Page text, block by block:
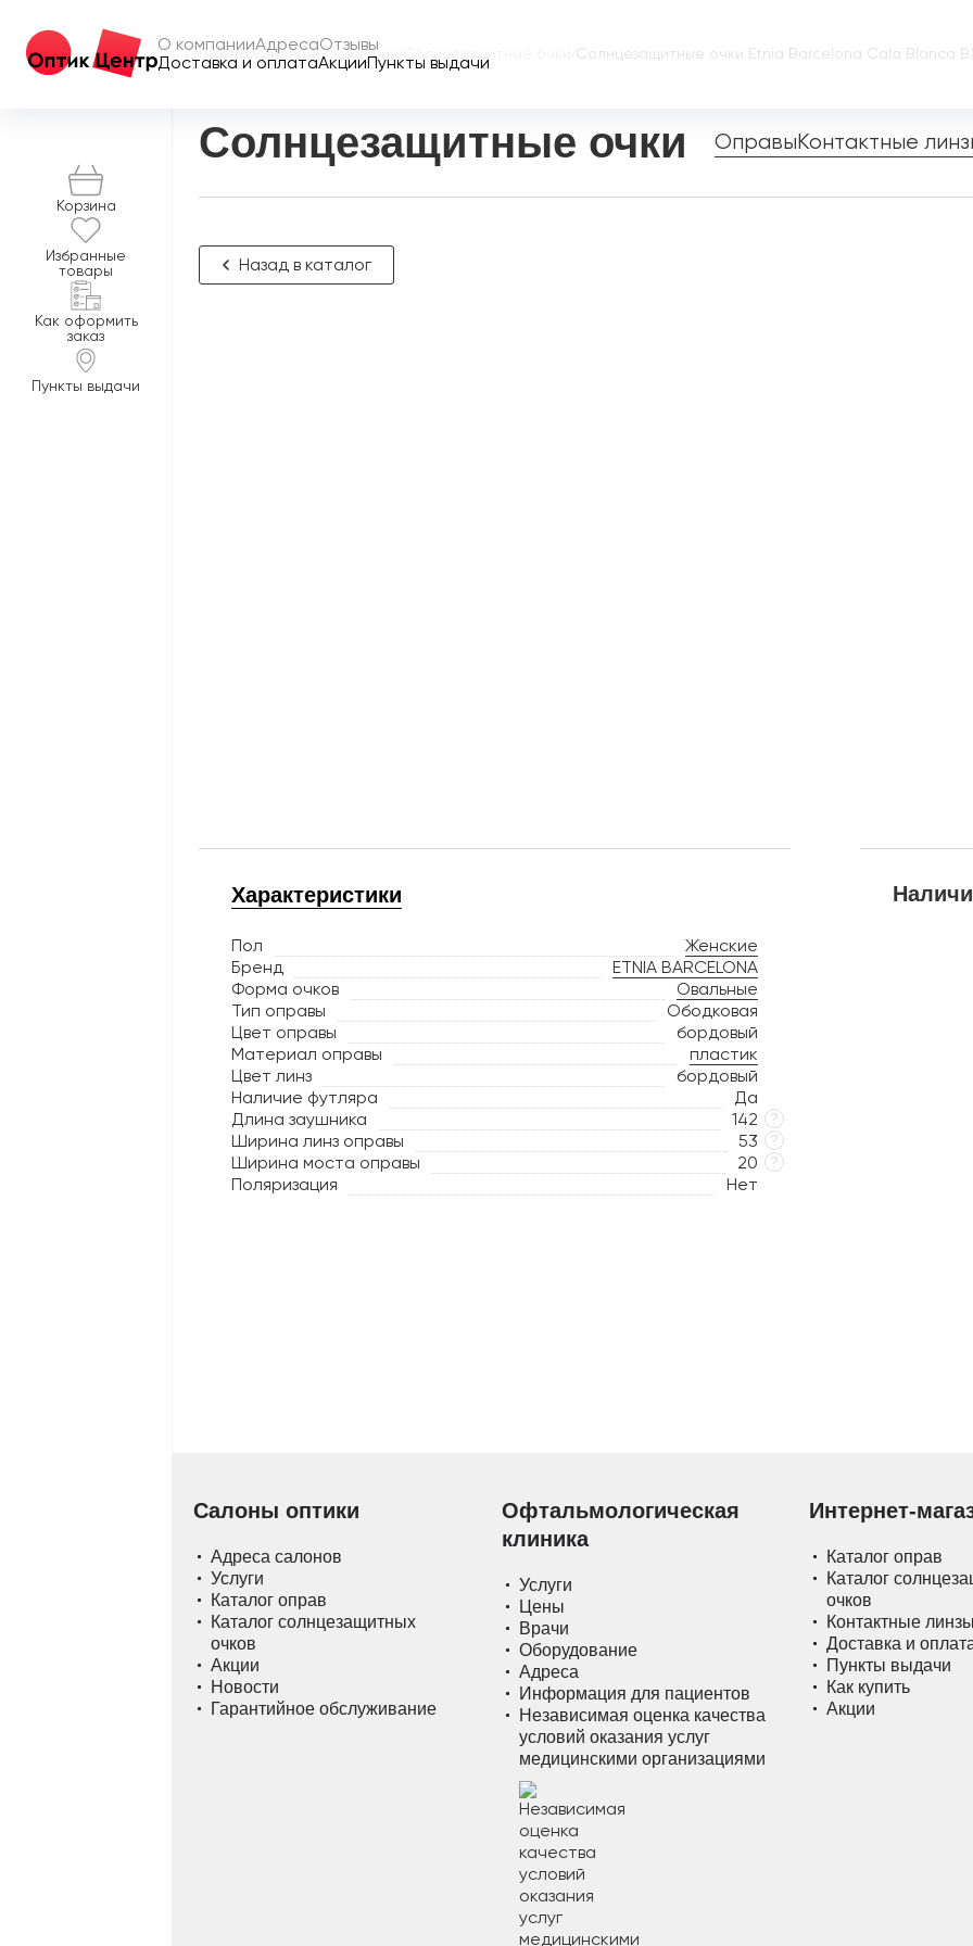
О компанииАдресаОтзывы
Доставка и оплатаАкцииПункты выдачи
Корзина
Избранные
товары
Как оформить
заказ
Пункты выдачи
Главная/ Интернет-магазин Солнцезащитные очки Etnia Barcelona Cala Blanca
Солнцезащитные очки ОправыКонтактные
Назад в каталог
Характеристики
Пол
Женские
Бренд
ETNIA BARCELONA
Форма очков
Овальные
Тип оправы
Ободковая
Цвет оправы
бордовый
Материал оправы
пластик
Цвет линз
бордовый
Наличие футляра
Да
Длина заушника
142 ?
Ширина линз оправы 53 ?
Ширина моста оправы 20 ?
Поляризация Нет
Салоны оптики
Адреса салонов
Услуги
Каталог оправ
Каталог солнцезащитных
очков
Акции
Новости
Гарантийное обслуживание
Офтальмологическая
клиника
Услуги
Цены
Врачи
Оборудование
Адреса
Информация для пациентов
Независимая оценка качества
условий оказания услуг
медицинскими организациями
Интернет-
Каталог оправ
Каталог
очков
Контактные линзы
Доставка и
Пункты выдачи
Как купить
Акции